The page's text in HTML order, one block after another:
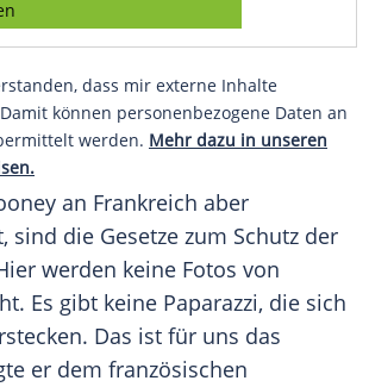
dass mir externe Inhalte
können personenbezogene Daten an
werden. Mehr dazu in unseren
an Frankreich aber
sind die Gesetze zum Schutz der
werden keine Fotos von
Es gibt keine Paparazzi, die sich
Das ist für uns das
er dem französischen